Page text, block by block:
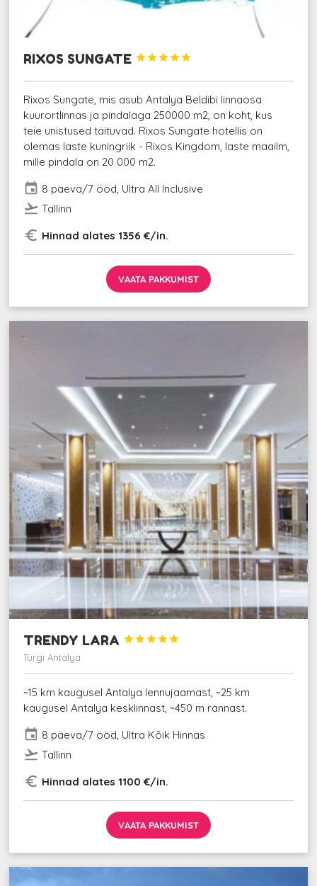
RIXOS SUNGATE 




Rixos Sungate, mis asub Antalya Beldibi linnaosa
kuurortlinnas ja pindalaga 250000 m2, on koht, kus
teie unistused täituvad. Rixos Sungate hotellis on
olemas laste kuningriik - Rixos Kingdom, laste maailm,
mille pindala on 20 000 m2.
event 8 päeva/7 ööd, Ultra All Inclusive
flight_takeoff Tallinn
euro_symbol Hinnad alates 1356 €/in.
VAATA PAKKUMIST
TRENDY LARA 




Türgi Antalya
~15 km kaugusel Antalya lennujaamast, ~25 km
kaugusel Antalya kesklinnast, ~450 m rannast.
event 8 päeva/7 ööd, Ultra Kõik Hinnas
flight_takeoff Tallinn
euro_symbol Hinnad alates 1100 €/in.
VAATA PAKKUMIST